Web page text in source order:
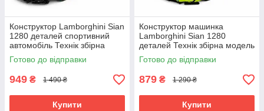
Конструктор Lamborghini Sian
1280 деталей спортивний
автомобіль Технік збірна
модель Чорний (61001)
Готово до відправки
949 ₴ 1 490 ₴
Купити
Конструктор машинка
Lamborghini Sian 1280
деталей Технік збірна модель
Салатовий (61002)
Готово до відправки
879 ₴ 1 290 ₴
Купити